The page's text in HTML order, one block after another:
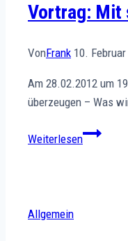
Vortrag: Mit
VonFrank 10.
Am 28.02.2012 um
überzeugen – Was
WeiterlesenVortrag:
Allgemein